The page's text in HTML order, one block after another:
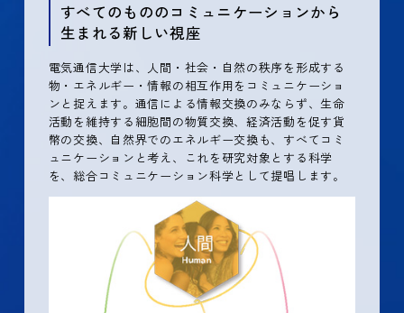
すべてのもののコミュニケーションから
生まれる新しい視座
電気通信大学は、人間・社会・自然の秩序を形成する
物・エネルギー・情報の相互作用をコミュニケーショ
ンと捉えます。通信による情報交換のみならず、生命
活動を維持する細胞間の物質交換、経済活動を促す貨
幣の交換、自然界でのエネルギー交換も、すべてコミ
ュニケーションと考え、これを研究対象とする科学
を、総合コミュニケーション科学として提唱します。